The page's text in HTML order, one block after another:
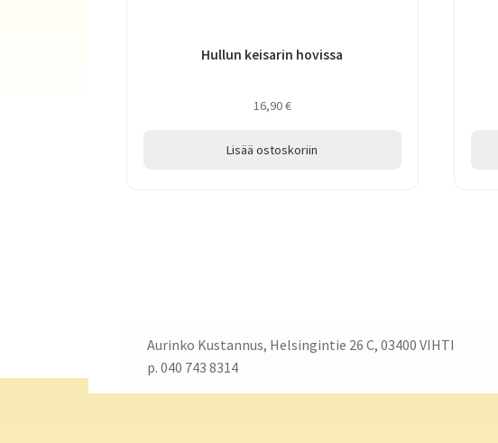
Hullun keisarin hovissa
16,90€
Lisää ostoskoriin
Aurinko Kustannus, Helsingintie 26 C, 03400 VIHTI
p. 040 743 8314